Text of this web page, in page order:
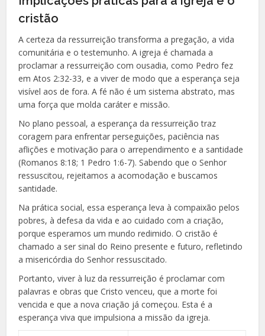
cristão
A certeza da ressurreição transforma a pregação, a vida
comunitária e o testemunho. A igreja é chamada a
proclamar a ressurreição com ousadia, como Pedro fez
em Atos 2:32-33, e a viver de modo que a esperança seja
visível aos de fora. A fé não é um sistema abstrato, mas
uma força que molda caráter e missão.
No plano pessoal, a esperança da ressurreição traz
coragem para enfrentar perseguições, paciência nas
aflições e motivação para o arrependimento e a santidade
(Romanos 8:18; 1 Pedro 1:6-7). Sabendo que o Senhor
ressuscitou, rejeitamos a acomodação e buscamos
santidade.
Na prática social, essa esperança leva à compaixão pelos
pobres, à defesa da vida e ao cuidado com a criação,
porque esperamos um mundo redimido. O cristão é
chamado a ser sinal do Reino presente e futuro, refletindo
a misericórdia do Senhor ressuscitado.
Portanto, viver à luz da ressurreição é proclamar com
palavras e obras que Cristo venceu, que a morte foi
vencida e que a nova criação já começou. Esta é a
esperança viva que impulsiona a missão da igreja.